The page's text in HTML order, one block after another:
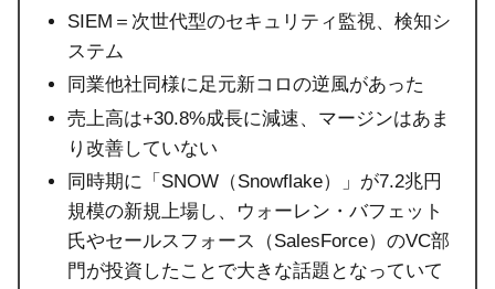
SIEM＝次世代型のセキュリティ監視、検知シ
ステム
同業他社同様に足元新コロの逆風があった
売上高は+30.8%成長に減速、マージンはあま
り改善していない
同時期に「SNOW（Snowflake）」が7.2兆円
規模の新規上場し、ウォーレン・バフェット
氏やセールスフォース（SalesForce）のVC部
門が投資したことで大きな話題となっていて